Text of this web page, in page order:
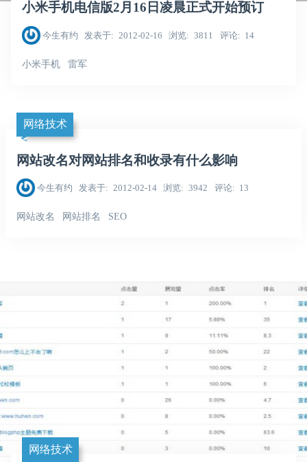
小米手机电信版2月16日凌晨正式开始预订
今生有约 发表于 2012-02-16 浏览 3811 评论 14
小米手机 雷军
网络技术
网站改名对网站排名和收录有什么影响
今生有约 发表于 2012-02-14 浏览 3942 评论 13
网站改名 网站排名 SEO
网络技术